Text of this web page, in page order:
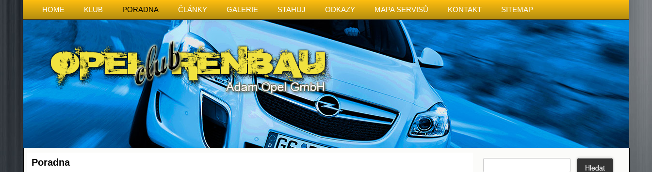
HOME KLUB PORADNA ČLÁNKY GALERIE STAHUJ ODKAZY MAPA SERVISŮ KONTAKT SITEMAP
Poradna